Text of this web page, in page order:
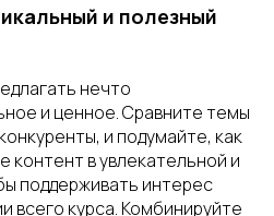
и полезный
нечто
и ценное. Сравните темы
и подумайте, как
контент в увлекательной и
поддерживать интерес
всего курса. Комбинируйте